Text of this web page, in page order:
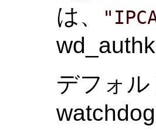
は、
デフォル